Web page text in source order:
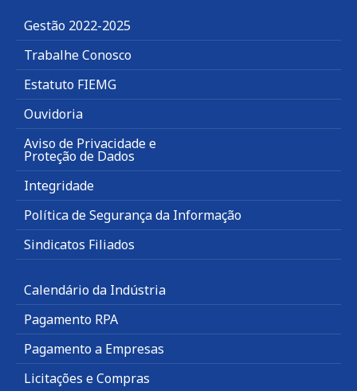
Gestão 2022-2025
Trabalhe Conosco
Estatuto FIEMG
Ouvidoria
Aviso de Privacidade e
Proteção de Dados
Integridade
Política de Segurança da Informação
Sindicatos Filiados
Calendário da Indústria
Pagamento RPA
Pagamento a Empresas
Licitações e Compras